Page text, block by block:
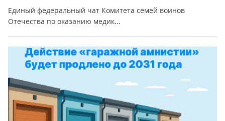
Единый федеральный чат Комитета семей воинов
Отечества по оказанию медик...